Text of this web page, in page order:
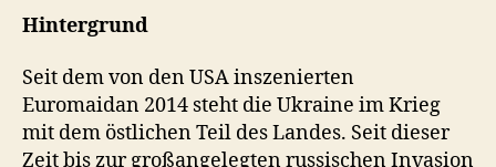
Hintergrund
Seit dem von den USA inszenierten
Euromaidan 2014 steht die Ukraine im Krieg
mit dem östlichen Teil des Landes. Seit dieser
Zeit bis zur großangelegten russischen Invasion